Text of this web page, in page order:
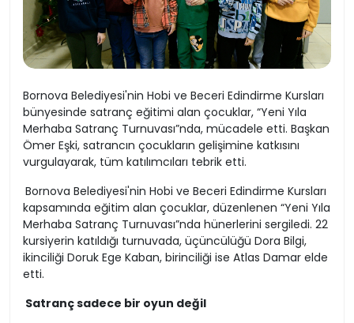
Bornova Belediyesi'nin Hobi ve Beceri Edindirme Kursları
bünyesinde satranç eğitimi alan çocuklar, “Yeni Yıla
Merhaba Satranç Turnuvası”nda, mücadele etti. Başkan
Ömer Eşki, satrancın çocukların gelişimine katkısını
vurgulayarak, tüm katılımcıları tebrik etti.
Bornova Belediyesi'nin Hobi ve Beceri Edindirme Kursları
kapsamında eğitim alan çocuklar, düzenlenen “Yeni Yıla
Merhaba Satranç Turnuvası”nda hünerlerini sergiledi. 22
kursiyerin katıldığı turnuvada, üçüncülüğü Dora Bilgi,
ikinciliği Doruk Ege Kaban, birinciliği ise Atlas Damar elde
etti.
Satranç sadece bir oyun değil